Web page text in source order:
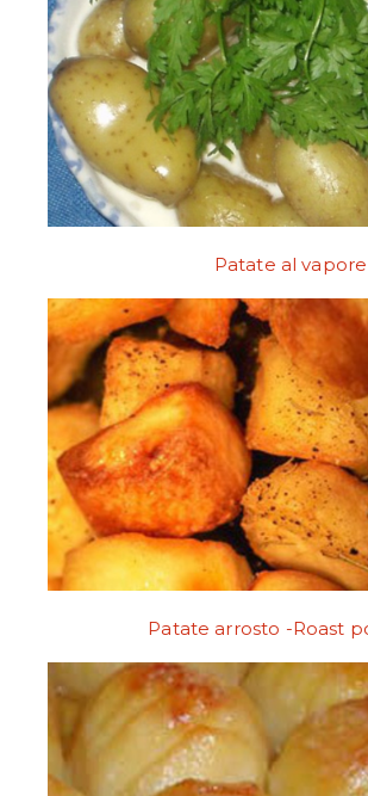
Patate al vapore
Patate arrosto -Roast